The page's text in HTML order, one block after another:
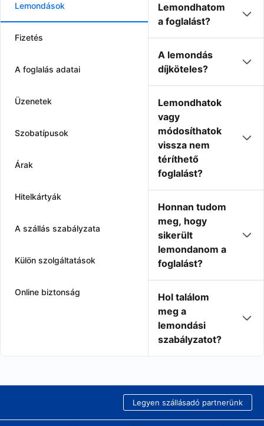
Lemondások
Fizetés
A foglalás adatai
Üzenetek
Szobatípusok
Árak
Hitelkártyák
A szállás szabályzata
Külön szolgáltatások
Online biztonság
Lemondhatom
a foglalást?
A lemondás
díjköteles?
Lemondhatok
vagy
módosíthatok
vissza nem
téríthető
foglalást?
Honnan tudom
meg, hogy
sikerült
lemondanom a
foglalást?
Hol találom
meg a
lemondási
szabályzatot?
Legyen szállásadó partnerünk